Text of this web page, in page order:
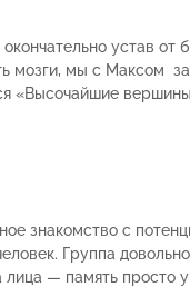
устав от
мозги, мы с Максом
«Высочайшие
знакомство с
Группа
— память просто